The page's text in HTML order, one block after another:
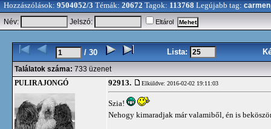
Hozzászólások: 9504052/3 Témák: 20672 Tagok: 113768 Legújabb tag:
Név:
Jelszó: Eltárol
/ 30 Lista:
Találatok száma: 733 üzenet
PULIRAJONGÓ 92913. Elküldve: 2016-02-02 19:11:03
Szia!
Nehogy kimaradjak már valamiből, én is